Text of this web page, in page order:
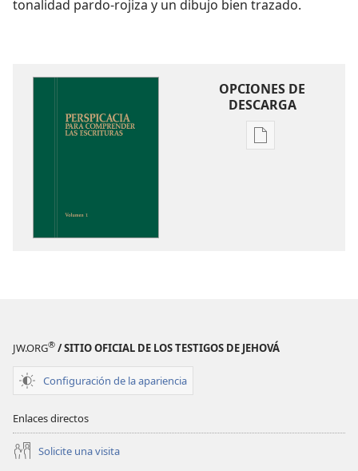
tonalidad pardo-rojiza y un dibujo bien trazado.
OPCIONES DE
DESCARGA
Opciones
JW.ORG® / SITIO OFICIAL DE LOS TESTIGOS DE JEHOVÁ
Configuración de la apariencia
Enlaces directos
Solicite una visita